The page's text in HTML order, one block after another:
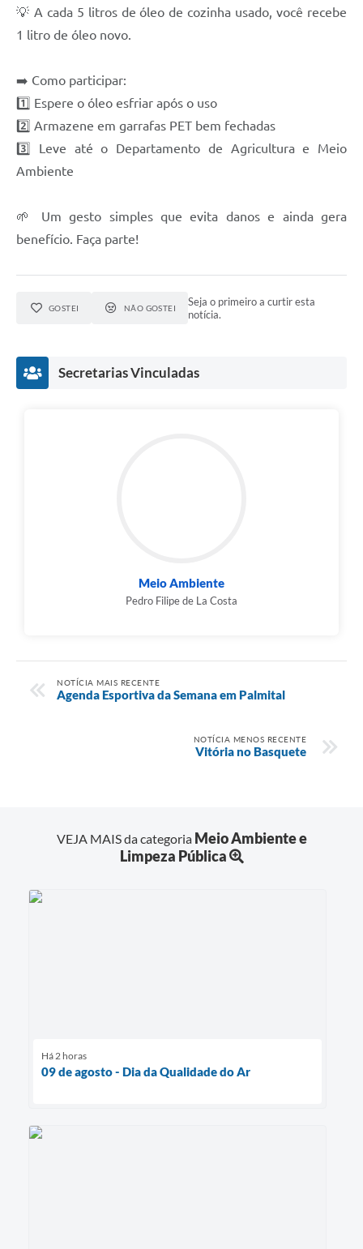
💡 A cada 5 litros de óleo de cozinha usado, você recebe
1 litro de óleo novo.
➡️ Como participar:
1️⃣ Espere o óleo esfriar após o uso
2️⃣ Armazene em garrafas PET bem fechadas
3️⃣ Leve até o Departamento de Agricultura e Meio
Ambiente
🌱 Um gesto simples que evita danos e ainda gera
benefício. Faça parte!
GOSTEI NÃO GOSTEI
Seja o primeiro a curtir esta
notícia.
Secretarias Vinculadas
Meio Ambiente
Pedro Filipe de La Costa
NOTÍCIA MAIS RECENTE
Agenda Esportiva da Semana em Palmital
NOTÍCIA MENOS RECENTE
Vitória no Basquete
VEJA MAIS da categoria Meio Ambiente e
Limpeza Pública
Há 2 horas
09 de agosto - Dia da Qualidade do Ar